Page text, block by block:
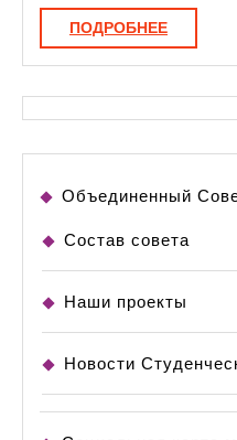
ПОДРОБНЕЕ
Объединенный
Состав совета
Наши проекты
Новости